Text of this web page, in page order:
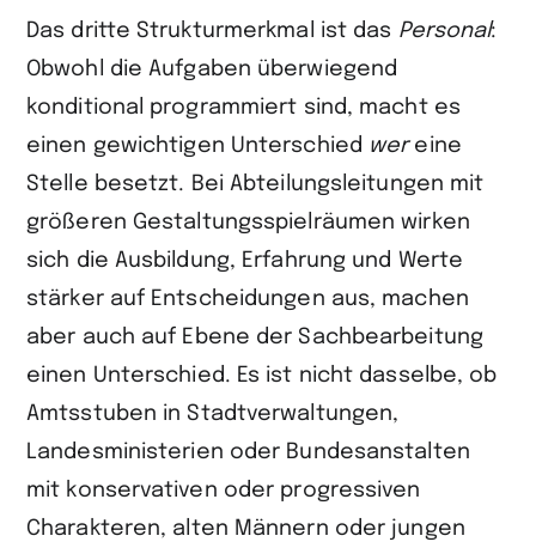
Das dritte Strukturmerkmal ist das Personal:
Obwohl die Aufgaben überwiegend
konditional programmiert sind, macht es
einen gewichtigen Unterschied wereine
Stelle besetzt. Bei Abteilungsleitungen mit
größeren Gestaltungsspiel­räumen wirken
sich die Ausbildung, Erfahrung und Werte
stärker auf Entscheidungen aus, machen
aber auch auf Ebene der Sachbearbeitung
einen Unterschied. Es ist nicht dasselbe, ob
Amtsstuben in Stadtverwaltungen,
Landesministerien oder Bundesanstalten
mit konservativen oder progressiven
Charakteren, alten Männern oder jungen